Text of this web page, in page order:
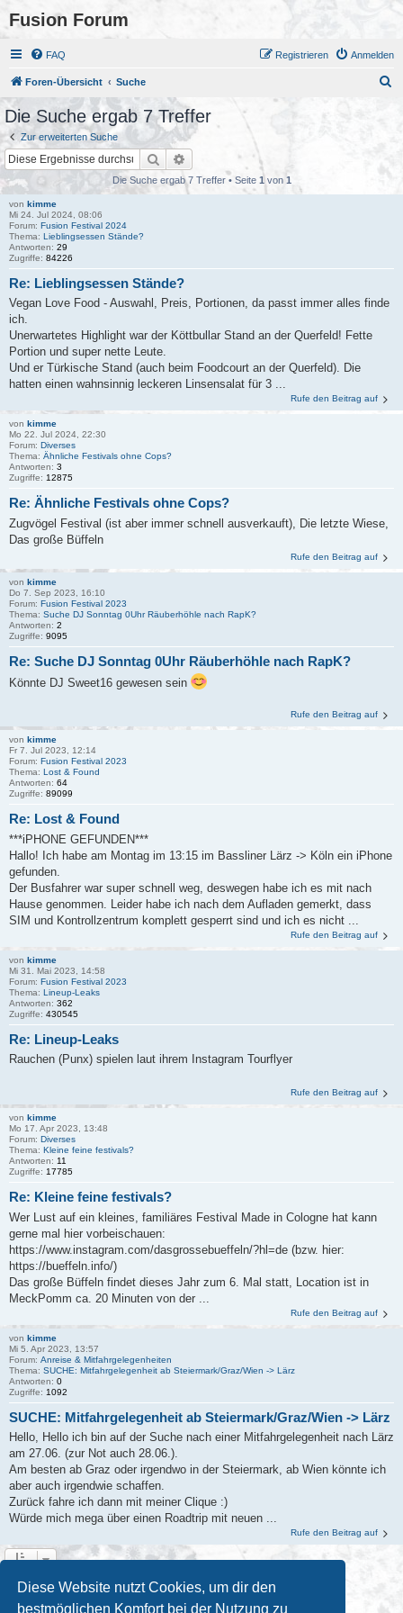
Diese Website nutzt Cookies, um dir den
bestmöglichen Komfort bei der Nutzung zu
Fusion Forum
FAQ Anmelden
Registrieren
Foren-Übersicht Suche
Die Suche ergab 7 Treffer
Zur erweiterten Suche
Suche Erweiterte Suche
Die Suche ergab 7 Treffer • Seite 1 von 1
von kimme
Mi 24. Jul 2024, 08:06
Forum: Fusion Festival 2024
Thema: Lieblingsessen Stände?
Antworten: 29
Zugriffe: 84226
Re: Lieblingsessen Stände?
Vegan Love Food - Auswahl, Preis, Portionen, da passt immer alles finde
ich.
Unerwartetes Highlight war der Köttbullar Stand an der Querfeld! Fette
Portion und super nette Leute.
Und er Türkische Stand (auch beim Foodcourt an der Querfeld). Die
hatten einen wahnsinnig leckeren Linsensalat für 3 ...
Rufe den Beitrag auf
von kimme
Mo 22. Jul 2024, 22:30
Forum: Diverses
Thema: Ähnliche Festivals ohne Cops?
Antworten: 3
Zugriffe: 12875
Re: Ähnliche Festivals ohne Cops?
Zugvögel Festival (ist aber immer schnell ausverkauft), Die letzte Wiese,
Das große Büffeln
Rufe den Beitrag auf
von kimme
Do 7. Sep 2023, 16:10
Forum: Fusion Festival 2023
Thema: Suche DJ Sonntag 0Uhr Räuberhöhle nach RapK?
Antworten: 2
Zugriffe: 9095
Re: Suche DJ Sonntag 0Uhr Räuberhöhle nach RapK?
Könnte DJ Sweet16 gewesen sein
Rufe den Beitrag auf
von kimme
Fr 7. Jul 2023, 12:14
Forum: Fusion Festival 2023
Thema: Lost & Found
Antworten: 64
Zugriffe: 89099
Re: Lost & Found
***iPHONE GEFUNDEN***
Hallo! Ich habe am Montag im 13:15 im Bassliner Lärz -> Köln ein iPhone
gefunden.
Der Busfahrer war super schnell weg, deswegen habe ich es mit nach
Hause genommen. Leider habe ich nach dem Aufladen gemerkt, dass
SIM und Kontrollzentrum komplett gesperrt sind und ich es nicht ...
Rufe den Beitrag auf
von kimme
Mi 31. Mai 2023, 14:58
Forum: Fusion Festival 2023
Thema: Lineup-Leaks
Antworten: 362
Zugriffe: 430545
Re: Lineup-Leaks
Rauchen (Punx) spielen laut ihrem Instagram Tourflyer
Rufe den Beitrag auf
von kimme
Mo 17. Apr 2023, 13:48
Forum: Diverses
Thema: Kleine feine festivals?
Antworten: 11
Zugriffe: 17785
Re: Kleine feine festivals?
Wer Lust auf ein kleines, familiäres Festival Made in Cologne hat kann
gerne mal hier vorbeischauen:
https://www.instagram.com/dasgrossebueffeln/?hl=de (bzw. hier:
https://bueffeln.info/)
Das große Büffeln findet dieses Jahr zum 6. Mal statt, Location ist in
MeckPomm ca. 20 Minuten von der ...
Rufe den Beitrag auf
von kimme
Mi 5. Apr 2023, 13:57
Forum: Anreise & Mitfahrgelegenheiten
Thema: SUCHE: Mitfahrgelegenheit ab Steiermark/Graz/Wien -> Lärz
Antworten: 0
Zugriffe: 1092
SUCHE: Mitfahrgelegenheit ab Steiermark/Graz/Wien -> Lärz
Hello, Hello ich bin auf der Suche nach einer Mitfahrgelegenheit nach Lärz
am 27.06. (zur Not auch 28.06.).
Am besten ab Graz oder irgendwo in der Steiermark, ab Wien könnte ich
aber auch irgendwie schaffen.
Zurück fahre ich dann mit meiner Clique :)
Würde mich mega über einen Roadtrip mit neuen ...
Rufe den Beitrag auf